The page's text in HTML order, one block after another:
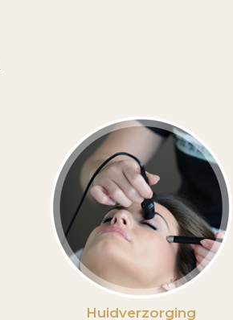
Huidverzorging